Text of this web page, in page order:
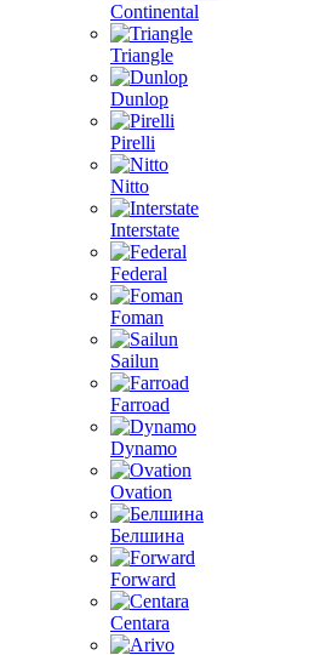
Continental
Triangle
Dunlop
Pirelli
Nitto
Interstate
Federal
Foman
Sailun
Farroad
Dynamo
Ovation
Белшина
Forward
Centara